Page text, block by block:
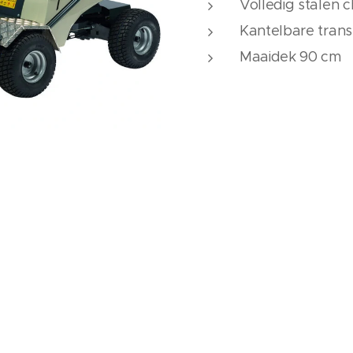
Volledig stalen
Kantelbare
Maaidek 90 cm